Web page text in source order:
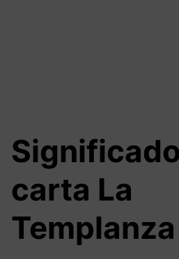
carta La
Templanza